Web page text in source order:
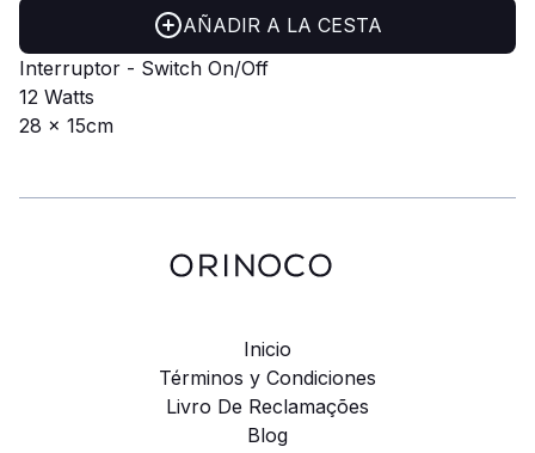
AÑADIR A LA CESTA
Interruptor - Switch On/Off
12 Watts
28 x 15cm
Inicio
Términos y Condiciones
Livro De Reclamações
Blog